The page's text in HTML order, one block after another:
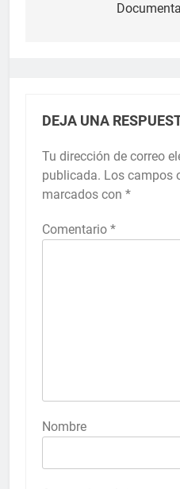
DEJA UNA
Tu dirección de correo
publicada. Los campos
marcados con *
Comentario *
Nombre